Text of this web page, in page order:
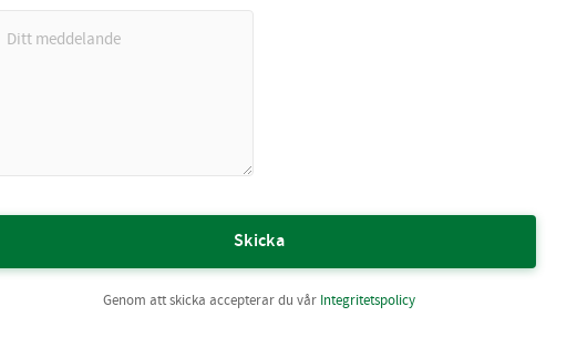
Skicka
Genom att skicka accepterar du vår Integritetspolicy